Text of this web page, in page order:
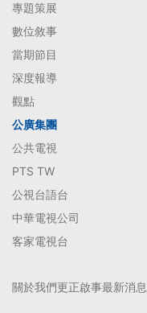
專題策展
數位敘事
當期節目
深度報導
觀點
公廣集團
公共電視
PTS TW
公視台語台
中華電視公司
客家電視台
關於我們更正啟事最新消息